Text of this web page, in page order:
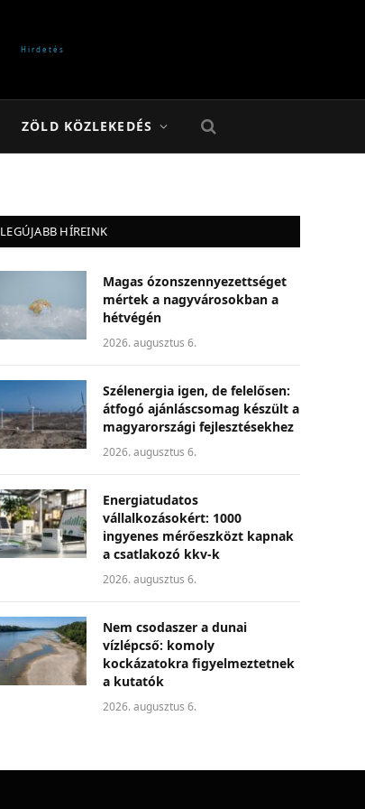
ZÖLD KÖZLEKEDÉS
LEGÚJABB HÍREINK
Magas ózonszennyezettséget
mértek a nagyvárosokban a
hétvégén
2026. augusztus 6.
Szélenergia igen, de felelősen:
átfogó ajánláscsomag készült a
magyarországi fejlesztésekhez
2026. augusztus 6.
Energiatudatos
vállalkozásokért: 1000
ingyenes mérőeszközt kapnak
a csatlakozó kkv-k
2026. augusztus 6.
Nem csodaszer a dunai
vízlépcső: komoly
kockázatokra figyelmeztetnek
a kutatók
2026. augusztus 6.